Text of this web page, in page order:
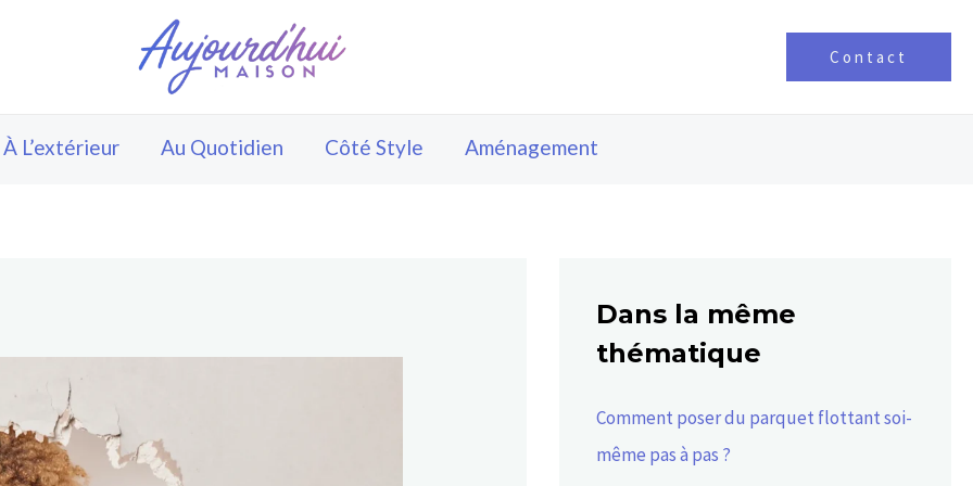
Contact
À L’extérieur Au Quotidien Côté Style Aménagement
Dans la même
thématique
Comment poser du parquet flottant soi-
même pas à pas ?